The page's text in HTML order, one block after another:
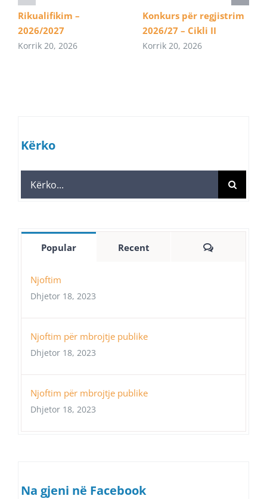
Rikualifikim –
2026/2027
Korrik 20, 2026
Konkurs për regjistrim
2026/27 – Cikli II
Korrik 20, 2026
Kërko
Search
for:
Popular Recent Comments
Njoftim
Dhjetor 18, 2023
Njoftim për mbrojtje publike
Dhjetor 18, 2023
Njoftim për mbrojtje publike
Dhjetor 18, 2023
Na gjeni në Facebook